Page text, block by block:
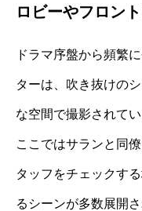
ロビーやフロン
ドラマ序盤から頻繁
ターは、吹き抜けの
な空間で撮影されてい
ここではサランと同
タッフをチェックす
るシーンが多数展開さ